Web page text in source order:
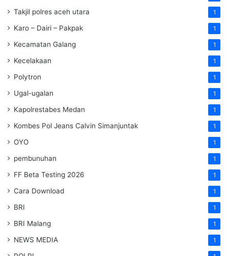
Takjil polres aceh utara 1
Karo – Dairi – Pakpak 1
Kecamatan Galang 1
Kecelakaan 1
Polytron 1
Ugal-ugalan 1
Kapolrestabes Medan 1
Kombes Pol Jeans Calvin Simanjuntak 1
OYO 1
pembunuhan 1
FF Beta Testing 2026 1
Cara Download 1
BRI 1
BRI Malang 1
NEWS MEDIA 1